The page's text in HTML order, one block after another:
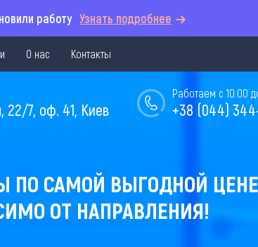
работу Узнать подробнее
О нас Контакты
Работаем с 10:00
+38 (044)
22/7, оф. 41, Киев
ПО САМОЙ ВЫГОДНОЙ
ОТ НАПРАВЛЕНИЯ!